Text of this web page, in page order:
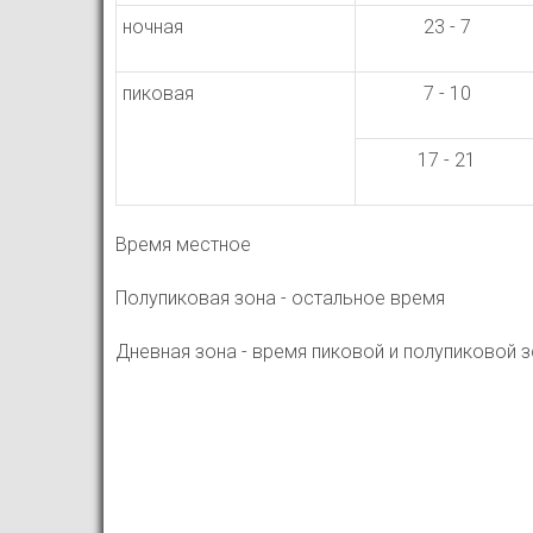
ночная 23 - 7
пиковая 7 - 10
17 - 21
Время местное
Полупиковая зона - остальное время
Дневная зона - время пиковой и полупиковой